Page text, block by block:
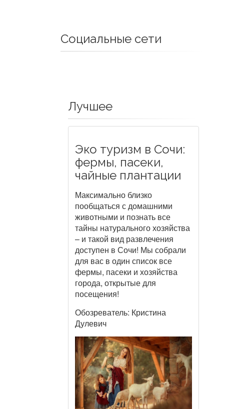
Социальные сети
Лучшее
Эко туризм в Сочи:
фермы, пасеки,
чайные плантации
Максимально близко
пообщаться с домашними
животными и познать все
тайны натурального хозяйства
– и такой вид развлечения
доступен в Сочи! Мы собрали
для вас в один список все
фермы, пасеки и хозяйства
города, открытые для
посещения!
Обозреватель: Кристина
Дулевич